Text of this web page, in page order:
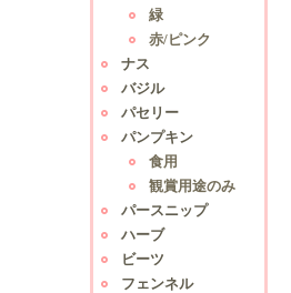
緑
赤/ピンク
ナス
バジル
パセリー
パンプキン
食用
観賞用途のみ
パースニップ
ハーブ
ビーツ
フェンネル